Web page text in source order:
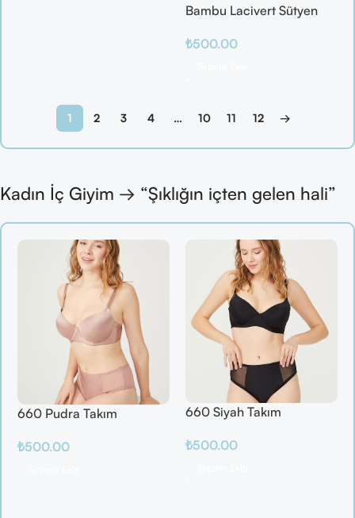
Bambu Lacivert Sütyen
₺500.00
1 2 3 4 … 10 11 12 →
Kadın İç Giyim → “Şıklığın içten gelen hali”
660 Pudra Takım
₺500.00
660 Siyah Takım
₺500.00